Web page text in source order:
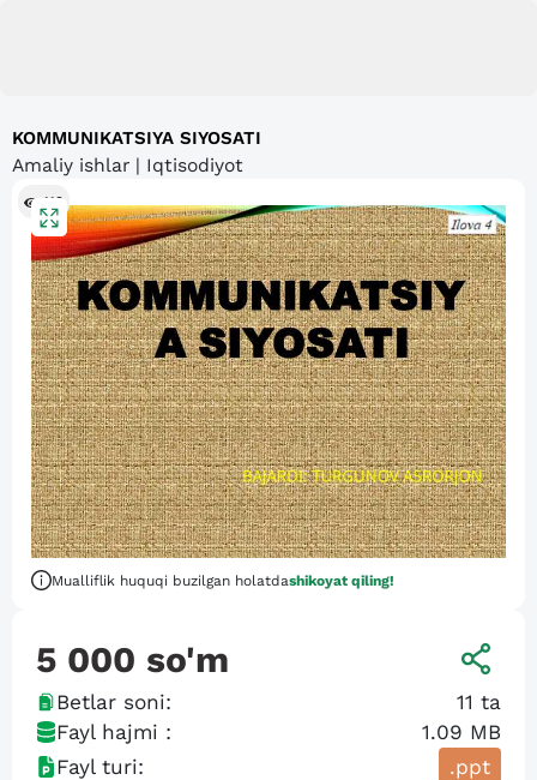
KOMMUNIKATSIYA SIYOSATI
Amaliy ishlar | Iqtisodiyot
119
Mualliflik huquqi buzilgan holatdashikoyat qiling!
5 000 so'm
Betlar soni: 11 ta
Fayl hajmi :
1.09 MB
Fayl turi:
.ppt